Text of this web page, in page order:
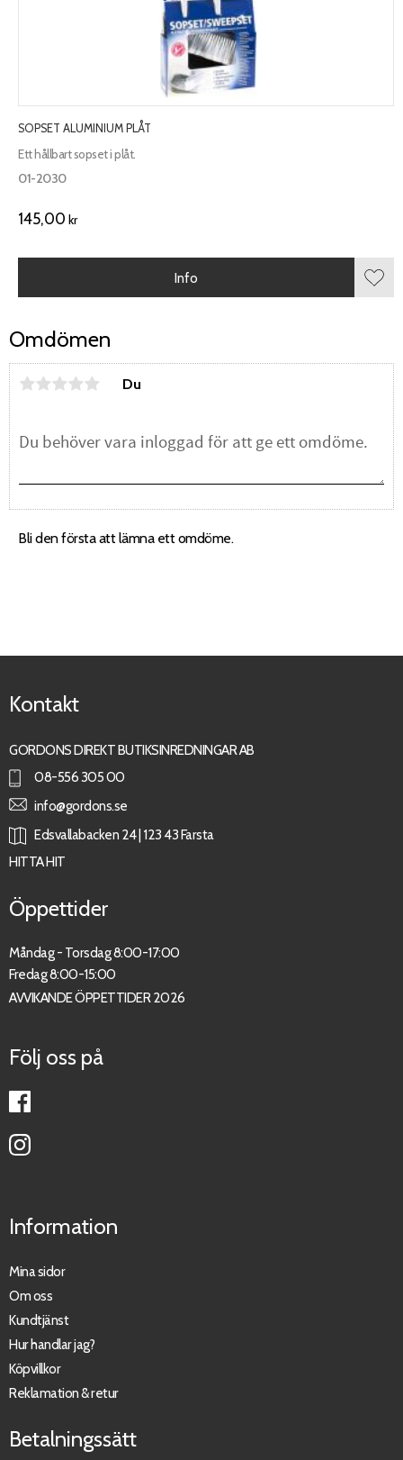
Omdömen
Du
Bli den första att lämna ett omdöme.
SOPSET ALUMINIUM PLÅT
Ett hållbart sopset i plåt.
01-2030
145,00 kr
Info
Kontakt
GORDONS DIREKT BUTIKSINREDNINGAR AB
08-556 305 00
info@gordons.se
Edsvallabacken 24 | 123 43 Farsta
HITTA HIT
Öppettider
Måndag - Torsdag 8:00-17:00
Fredag 8:00-15:00
AVVIKANDE ÖPPETTIDER 2026
Följ oss på
Information
Mina sidor
Om oss
Kundtjänst
Hur handlar jag?
Köpvillkor
Reklamation & retur
Betalningssätt